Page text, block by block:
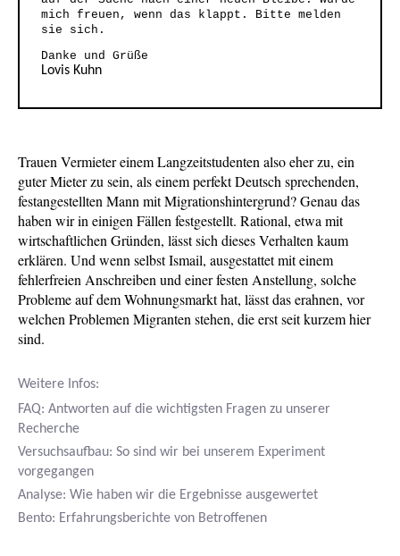
mich freuen, wenn das klappt. Bitte melden
sie sich.
Danke und Grüße
Lovis Kuhn
Trauen Vermieter einem Langzeitstudenten also eher zu, ein
guter Mieter zu sein, als einem perfekt Deutsch sprechenden,
festangestellten Mann mit Migrationshintergrund? Genau das
haben wir in einigen Fällen festgestellt. Rational, etwa mit
wirtschaftlichen Gründen, lässt sich dieses Verhalten kaum
erklären. Und wenn selbst Ismail, ausgestattet mit einem
fehlerfreien Anschreiben und einer festen Anstellung, solche
Probleme auf dem Wohnungsmarkt hat, lässt das erahnen, vor
welchen Problemen Migranten stehen, die erst seit kurzem hier
sind.
Weitere Infos:
FAQ: Antworten auf die wichtigsten Fragen zu unserer
Recherche
Versuchsaufbau: So sind wir bei unserem Experiment
vorgegangen
Analyse: Wie haben wir die Ergebnisse ausgewertet
Bento: Erfahrungsberichte von Betroffenen